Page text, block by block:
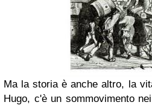
Ma la storia è anche altro, la
Hugo, c'è un sommovimento